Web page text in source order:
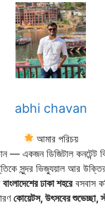
abhi chavan
আমার পরিচয়
— একজন ডিজিটাল কনটেন্ট
সুন্দর ভিজ্যুয়াল আর
বাংলাদেশের ঢাকা শহরেবসবাস
কোয়েটস, উৎসবের শুভেচ্ছা,